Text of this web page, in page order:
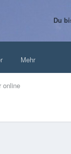
Du
online
Mehr